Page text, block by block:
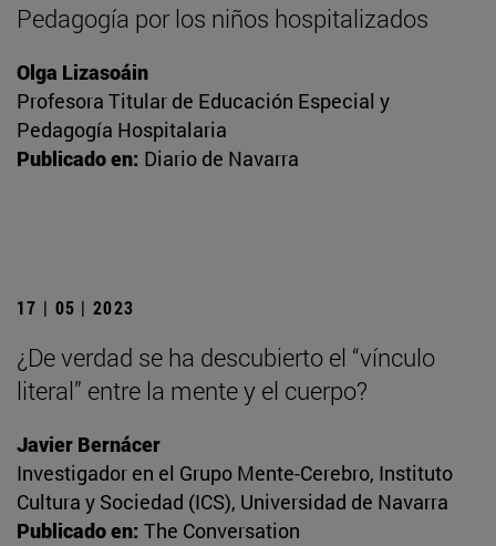
Pedagogía por los niños hospitalizados
Olga Lizasoáin
Profesora Titular de Educación Especial y
Pedagogía Hospitalaria
Publicado en: Diario de Navarra
17 | 05 | 2023
¿De verdad se ha descubierto el “vínculo
literal” entre la mente y el cuerpo?
Javier Bernácer
Investigador en el Grupo Mente-Cerebro, Instituto
Cultura y Sociedad (ICS), Universidad de Navarra
Publicado en: The Conversation